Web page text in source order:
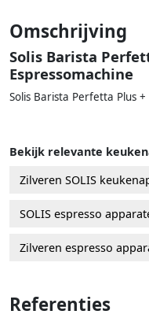
Omschrijving
Solis Barista
Espressomachine
Solis Barista Perfetta Plus
Bekijk relevante
Zilveren SOLIS
SOLIS espresso
Zilveren espresso
Referenties